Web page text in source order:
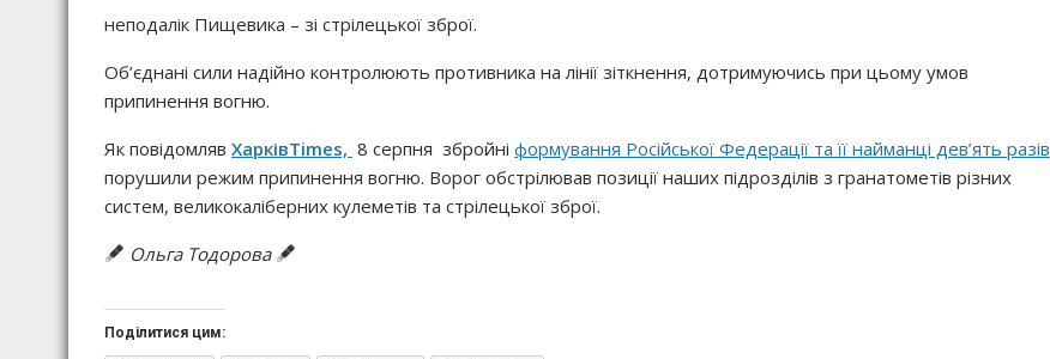
неподалік Пищевика – зі стрілецької зброї.
Об’єднані сили надійно контролюють противника на лінії зіткнення, дотримуючись при цьому умов
припинення вогню.
Як повідомляв ХарківTimes, 8 серпня збройні формування Російської Федерації та її найманці дев’ять разів
порушили режим припинення вогню. Ворог обстрілював позиції наших підрозділів з гранатометів різних
систем, великокаліберних кулеметів та стрілецької зброї.
Ольга Тодорова
Поділитися цим: